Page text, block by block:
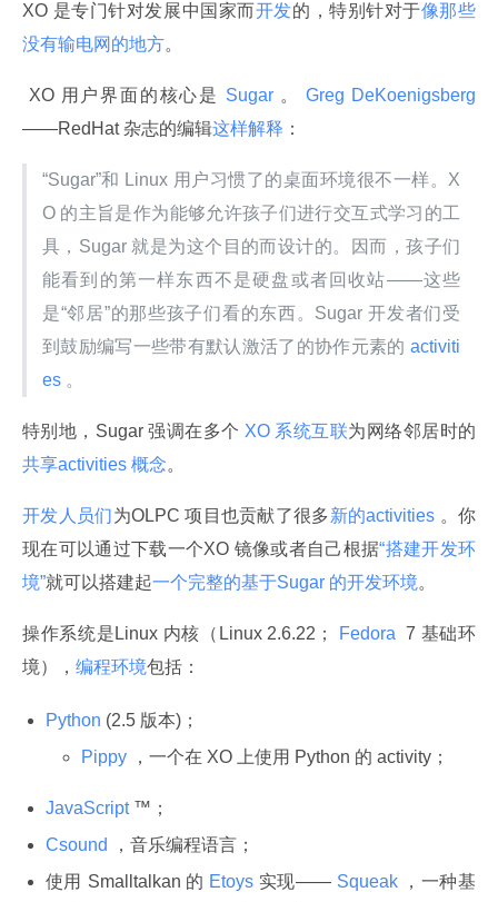
XO 是专门针对发展中国家而开发的，特别针对于像那些
没有输电网的地方。
XO 用户界面的核心是 Sugar 。
——RedHat 杂志的编辑这样解释 ：
“Sugar”和 Linux 用户习惯了的桌面环境很不一样。X
O 的主旨是作为能够允许孩子们进行交互式学习的工
具，Sugar 就是为这个目的而设计的。因而，孩子们
能看到的第一样东西不是硬盘或者回收站——这些
是“邻居”的那些孩子们看的东西。Sugar 开发者们受
到鼓励编写一些带有默认激活了的协作元素的 activiti
es 。
特别地，Sugar 强调在多个 XO 系统互联为网络邻居时的
共享activities 概念。
开发人员们为OLPC 项目也贡献了很多新的activities 。你
现在可以通过下载一个XO 镜像或者自己根据“搭建开发环
境”就可以搭建起一个完整的基于Sugar 的开发环境。
操作系统是Linux 内核（Linux 2.6.22； Fedora 7 基础环
境）， 编程环境包括：
Python (2.5 版本)；
Pippy
，一个在 XO 上使用 Python 的 activity；
JavaScript ™；
Csound
，音乐编程语言；
使用 Smalltalkan 的 Etoys 实现—— Squeak
，一种基